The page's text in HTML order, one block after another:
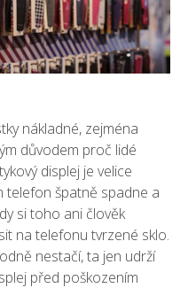
nákladné, zejména
důvodem proč lidé
displej je velice
telefon špatně spadne a
si toho ani člověk
na telefonu tvrzené sklo.
nestačí, ta jen udrží
před poškozením